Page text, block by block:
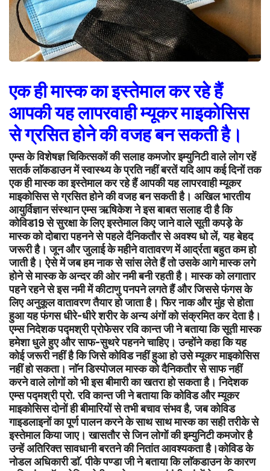
एक ही मास्क का इस्तेमाल कर रहे हैं
आपकी यह लापरवाही म्यूकर माइकोसिस
से ग्रसित होने की वजह बन सकती है।
एम्स के विशेषज्ञ चिकित्सकों की सलाह कमजोर इम्युनिटी वाले लोग रहें
सतर्क लाॅकडाउन में स्वास्थ्य के प्रति नहीं बरतें यदि आप कई दिनों तक
एक ही मास्क का इस्तेमाल कर रहे हैं आपकी यह लापरवाही म्यूकर
माइकोसिस से ग्रसित होने की वजह बन सकती है। अखिल भारतीय
आयुर्विज्ञान संस्थान एम्स ऋषिकेश ने इस बाबत सलाह दी है कि
कोविड19 से सुरक्षा के लिए इस्तेमाल किए जाने वाले सूती कपड़े के
मास्क को दोबारा पहनने से पहले दैनिकतौर से अवश्य धो लें, यह बेहद
जरूरी है। जून और जुलाई के महीने वातावरण में आर्द्रता बहुत कम हो
जाती है। ऐसे में जब हम नाक से सांस लेते हैं तो उसके आगे मास्क लगे
होने से मास्क के अन्दर की ओर नमी बनी रहती है। मास्क को लगातार
पहने रहने से इस नमी में कीटाणु पनपने लगते हैं और जिससे फंगस के
लिए अनुकूल वातावरण तैयार हो जाता है। फिर नाक और मुंह से होता
हुआ यह फंगस धीरे-धीरे शरीर के अन्य अंगों को संक्रमित कर देता है।
एम्स निदेशक पद्मश्री प्रोफेसर रवि कान्त जी ने बताया कि सूती मास्क
हमेशा धुले हुए और साफ-सुथरे पहनने चाहिए। उन्होंने कहा कि यह
कोई जरूरी नहीं है कि जिसे कोविड नहीं हुआ हो उसे म्यूकर माइकोसिस
नहीं हो सकता। नाॅन डिस्पोजल मास्क को दैनिकतौर से साफ नहीं
करने वाले लोगों को भी इस बीमारी का खतरा हो सकता है। निदेशक
एम्स पद्मश्री प्राे. रवि कान्त जी ने बताया कि कोविड और म्यूकर
माइकोसिस दोनों ही बीमारियों से तभी बचाव संभव है, जब कोविड
गाइडलाइनों का पूर्ण पालन करने के साथ साथ मास्क का सही तरीके से
इस्तेमाल किया जाए। खासतौर से जिन लोगों की इम्युनिटी कमजोर है
उन्हें अतिरिक्त सावधानी बरतने की नितांत आवश्यकता है।कोविड के
नोडल अधिकारी डाॅ. पीके पण्डा जी ने बताया कि लाॅकडाउन के कारण